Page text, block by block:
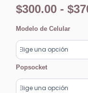
$300.00 - $
Modelo de Celular
Popsocket
Akatsuki